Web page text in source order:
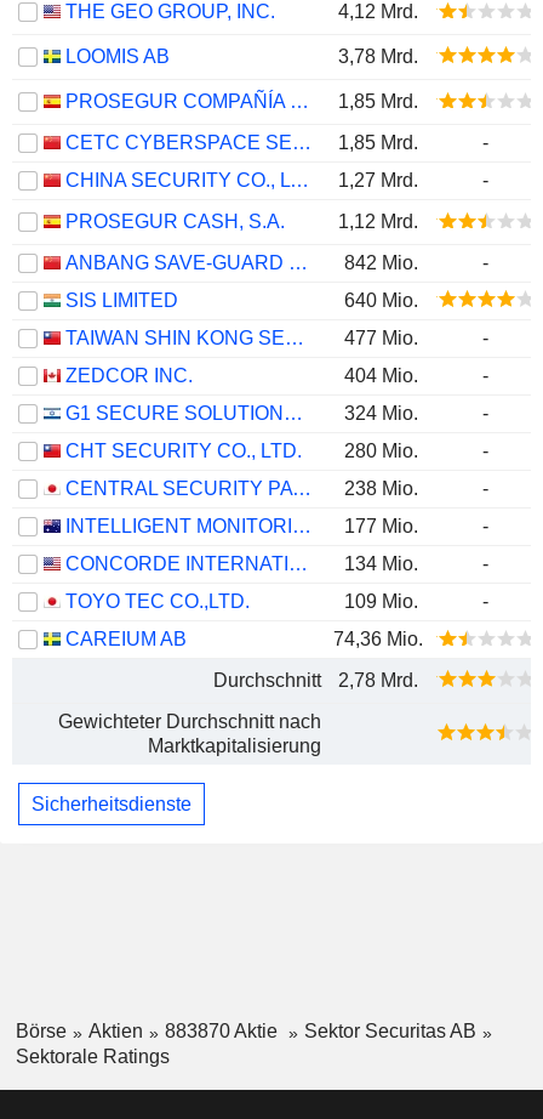
THE GEO GROUP, INC. 4,12 Mrd.
LOOMIS AB 3,78 Mrd.
PROSEGUR COMPAÑÍA DE SEGURIDAD, S.A.
1,85 Mrd.
CETC CYBERSPACE SECURITY TECHNOLOGY CO., LTD.
1,85 Mrd.
-
CHINA SECURITY CO., LTD.
1,27 Mrd.
-
PROSEGUR CASH, S.A.
1,12 Mrd.
ANBANG SAVE-GUARD GROUP CO.,LTD.
842 Mio.
-
SIS LIMITED
640 Mio.
TAIWAN SHIN KONG SECURITY CO., LTD.
477 Mio.
-
ZEDCOR INC.
404 Mio.
-
G1 SECURE SOLUTIONS LTD
324 Mio.
-
CHT SECURITY CO., LTD.
280 Mio.
-
CENTRAL SECURITY PATROLS CO., LTD.
238 Mio.
-
INTELLIGENT MONITORING GROUP LIMITED
177 Mio.
-
CONCORDE INTERNATIONAL GROUP LTD.
134 Mio.
-
TOYO TEC CO.,LTD.
109 Mio.
-
CAREIUM AB
74,36 Mio.
Durchschnitt
2,78 Mrd.
Gewichteter Durchschnitt nach
Marktkapitalisierung
Sicherheitsdienste
Börse Aktien 883870 Aktie
Sektor Securitas AB
Sektorale Ratings